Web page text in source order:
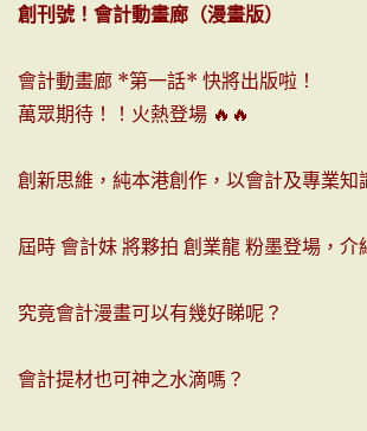
創刊號！會計動畫廊（漫畫版）
會計動畫廊 *第一話* 快將出版啦！
萬眾期待！！火熱登場 🔥 🔥
創新思維，純本港創作，以會計及專業知
屆時 會計妹 將夥拍 創業龍 粉墨登場，
究竟會計漫畫可以有幾好睇呢？
會計提材也可神之水滴嗎？